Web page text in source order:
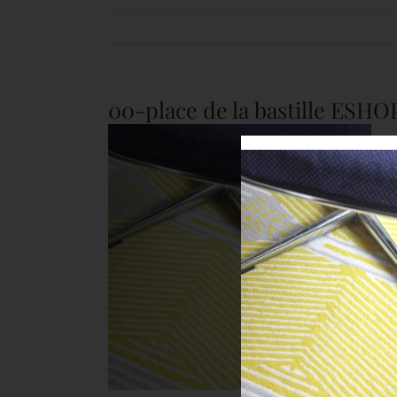
00-place de la bastille